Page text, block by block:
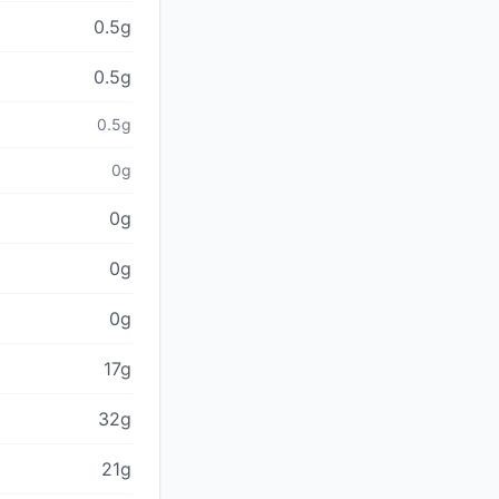
0.5g
0.5g
0.5g
0g
0g
0g
0g
17g
32g
21g